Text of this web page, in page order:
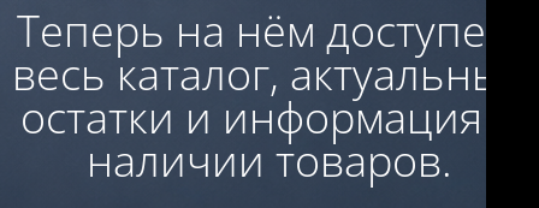
Теперь на нём доступен:
весь каталог, актуальные
остатки и информация о
наличии товаров.